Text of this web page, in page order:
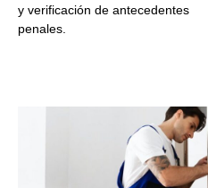
y verificación de antecedentes
penales.